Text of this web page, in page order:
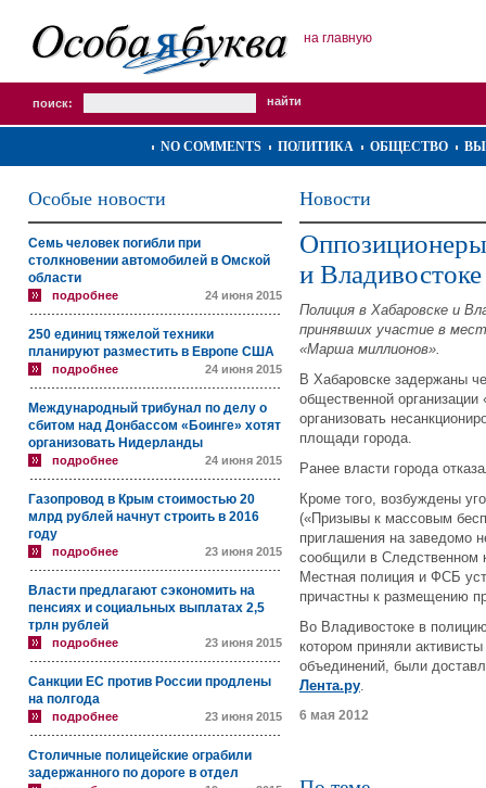
на главную
поиск:
NO COMMENTS ПОЛИТИКА ОБЩЕСТВО
Особые новости
Семь человек погибли при
столкновении автомобилей в Омской
области
подробнее 24 июня 2015
250 единиц тяжелой техники
планируют разместить в Европе США
подробнее 24 июня 2015
Международный трибунал по делу о
сбитом над Донбассом «Боинге» хотят
организовать Нидерланды
подробнее 24 июня 2015
Газопровод в Крым стоимостью 20
млрд рублей начнут строить в 2016
году
подробнее 23 июня 2015
Власти предлагают сэкономить на
пенсиях и социальных выплатах 2,5
трлн рублей
подробнее 23 июня 2015
Санкции ЕС против России продлены
на полгода
подробнее 23 июня 2015
Столичные полицейские ограбили
задержанного по дороге в отдел
Новости
и Владивостоке
Полиция в Хабаровске и
принявших участие в
«Марша миллионов».
В Хабаровске задержаны
общественной организации
организовать
площади города.
Ранее власти города
Кроме того, возбуждены
(«Призывы к массовым
приглашения на заведомо
сообщили в Следственном
Местная полиция и ФСБ
причастны к размещению
Во Владивостоке в
котором приняли
объединений, были
Лента.ру.
6 мая 2012